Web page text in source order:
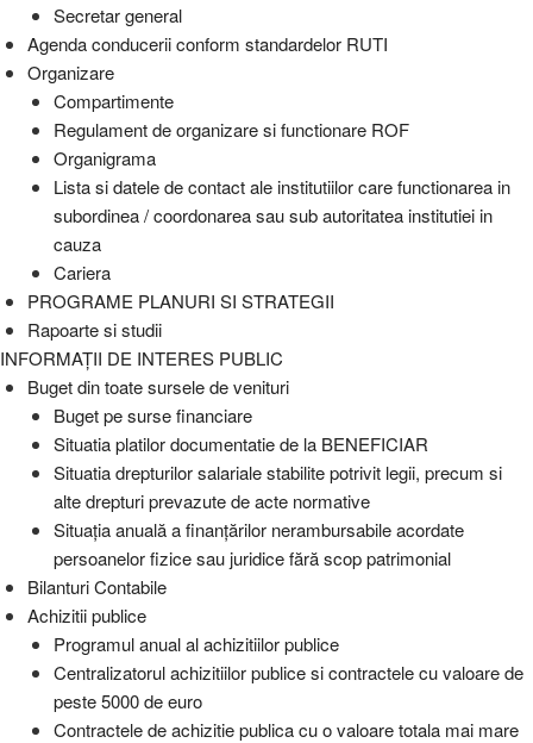
Secretar general
Agenda conducerii conform standardelor RUTI
Organizare
Compartimente
Regulament de organizare si functionare ROF
Organigrama
Lista si datele de contact ale institutiilor care functionarea in
subordinea / coordonarea sau sub autoritatea institutiei in
cauza
Cariera
PROGRAME PLANURI SI STRATEGII
Rapoarte si studii
INFORMAȚII DE INTERES PUBLIC
Buget din toate sursele de venituri
Buget pe surse financiare
Situatia platilor documentatie de la BENEFICIAR
Situatia drepturilor salariale stabilite potrivit legii, precum si
alte drepturi prevazute de acte normative
Situaţia anuală a finanţărilor nerambursabile acordate
persoanelor fizice sau juridice fără scop patrimonial
Bilanturi Contabile
Achizitii publice
Programul anual al achizitiilor publice
Centralizatorul achizitiilor publice si contractele cu valoare de
peste 5000 de euro
Contractele de achizitie publica cu o valoare totala mai mare